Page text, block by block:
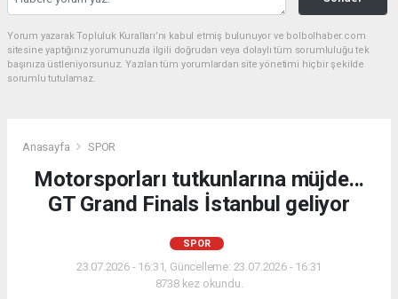
Yorum yazarak Topluluk Kuralları’nı kabul etmiş bulunuyor ve bolbolhaber.com
sitesine yaptığınız yorumunuzla ilgili doğrudan veya dolaylı tüm sorumluluğu tek
başınıza üstleniyorsunuz. Yazılan tüm yorumlardan site yönetimi hiçbir şekilde
sorumlu tutulamaz.
Anasayfa SPOR
Motorsporları tutkunlarına müjde...
GT Grand Finals İstanbul geliyor
SPOR
23.07.2026 - 16:31, Güncelleme: 23.07.2026 - 16:31
8738 kez okundu.